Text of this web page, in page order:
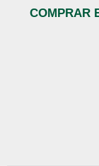
COMPRAR